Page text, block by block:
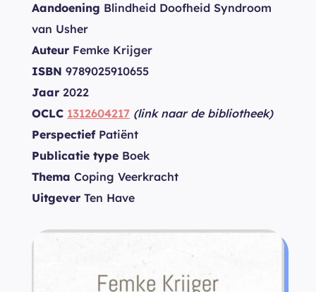
Aandoening Blindheid Doofheid Syndroom
van Usher
Auteur Femke Krijger
ISBN 9789025910655
Jaar 2022
OCLC 1312604217 (link naar de bibliotheek)
PerspectiefPatiënt
Publicatie type Boek
Thema Coping Veerkracht
Uitgever Ten Have